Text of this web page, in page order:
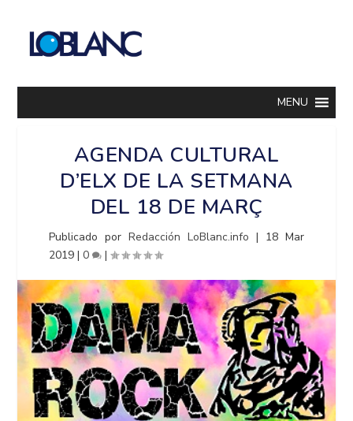
MENU
AGENDA CULTURAL
D’ELX DE LA SETMANA
DEL 18 DE MARÇ
Publicado porRedacción LoBlanc.info | 18 Mar
2019 |0 |